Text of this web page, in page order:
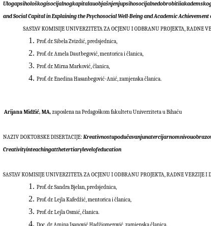
Ulogapsihološkogisocijalnogkapitalauobjašnjenjupsihosocijalnedobrobitii
and Social Capital in Explaining the Psychosocial Well-Being and Academic Achievement
SASTAV KOMISIJE UNIVERZITETA ZA OCJENU I ODBRANU PROJEKTA, RADNE
Prof. dr. Sibela Zvizdić, predsjednica,
Prof. dr. Amela Dautbegović, mentorica i članica,
Prof. dr. Mirna Marković, članica,
Prof. dr. Enedina Hasanbegović-Anić, zamjenska članica.
Arijana Midžić, MA, zaposlena na Pedagoškom fakultetu Univerziteta u Bihaću
NAZIV DOKTORSKE DISERTACIJE: Kreativnostupodučavanjunatercijarnomnivou
Creativityinteachingatthetertiarylevelofeducation
SASTAV KOMISIJE UNIVERZITETA ZA OCJENU I ODBRANU PROJEKTA, RADNE VERZIJE I
Prof. dr. Sandra Bjelan, predsjednica,
Prof. dr. Lejla Kafedžić, mentorica i članica,
Prof. dr. Lejla Osmić, članica.